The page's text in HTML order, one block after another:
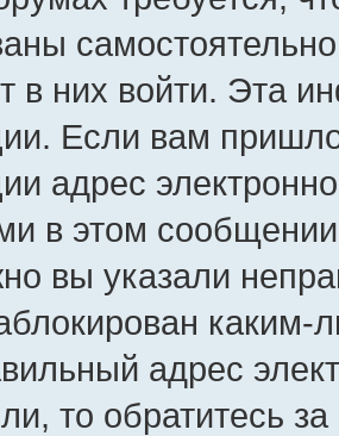
в них войти. Эта
Если вам
адрес
в этом
вы указали
адрес
то обратитесь